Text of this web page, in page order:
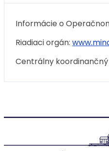
Informácie o
Riadiaci orgán:
Centrálny